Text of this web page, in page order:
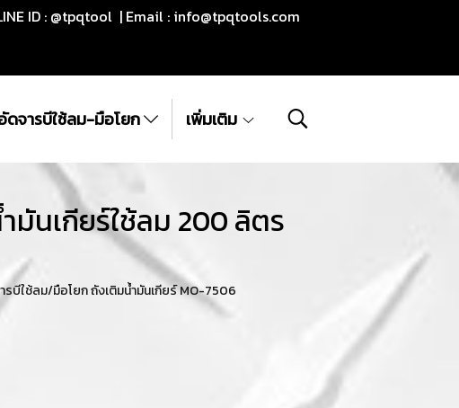
ID : @tpqtool | Email : info@tpqtools.com
ดจารบีใช้ลม-มือโยก เพิ่มเติม
มันเกียร์ใช้ลม 200 ลิตร
บีใช้ลม/มือโยก ถังเติมน้ำมันเกียร์ MO-7506